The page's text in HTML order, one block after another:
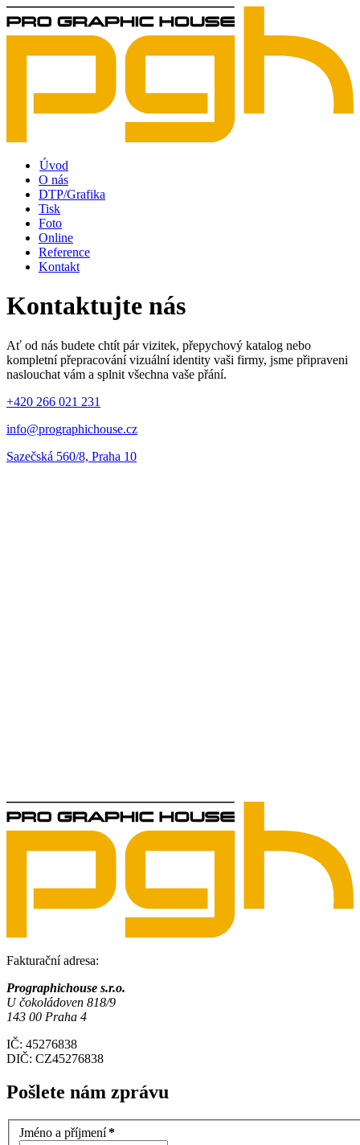
Úvod
O nás
DTP/Grafika
Tisk
Foto
Online
Reference
Kontakt
Kontaktujte nás
Ať od nás budete chtít pár vizitek, přepychový katalog nebo
kompletní přepracování vizuální identity vaši firmy, jsme připraveni
naslouchat vám a splnit všechna vaše přání.
+420 266 021 231
info@prographichouse.cz
Sazečská 560/8, Praha 10
Fakturační adresa:
Prographichouse s.r.o.
U čokoládoven 818/9
143 00 Praha 4
IČ: 45276838
DIČ: CZ45276838
Pošlete nám zprávu
Jméno a příjmení*